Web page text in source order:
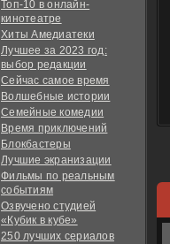
Топ-10 в онлайн-
кинотеатре
Хиты Амедиатеки
Лучшее за 2023 год:
выбор редакции
Сейчас самое время
Волшебные истории
Семейные комедии
Время приключений
Блокбастеры
Лучшие экранизации
Фильмы по реальным
событиям
Озвучено студией
«Кубик в кубе»
250 лучших сериалов